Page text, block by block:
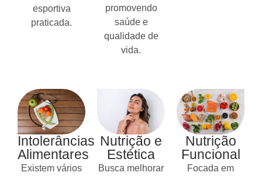
esportiva
praticada.
promovendo
saúde e
qualidade de
vida.
Intolerâncias
Alimentares
Existem vários
Nutrição e
Estética
Busca melhorar
Nutrição
Funcional
Focada em